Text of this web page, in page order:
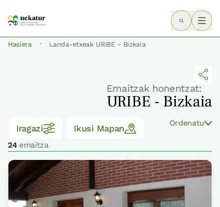
Hasiera · Landa-etxeak URIBE - Bizkaia
Emaitzak honentzat:
URIBE - Bizkaia
Iragazi Ikusi Mapan
24emaitza
Ordenatu